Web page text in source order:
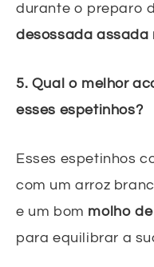
durante o preparo
desossada assada
5. Qual o melhor
esses espetinhos?
Esses espetinhos
com um arroz
e um bom molho
para equilibrar a